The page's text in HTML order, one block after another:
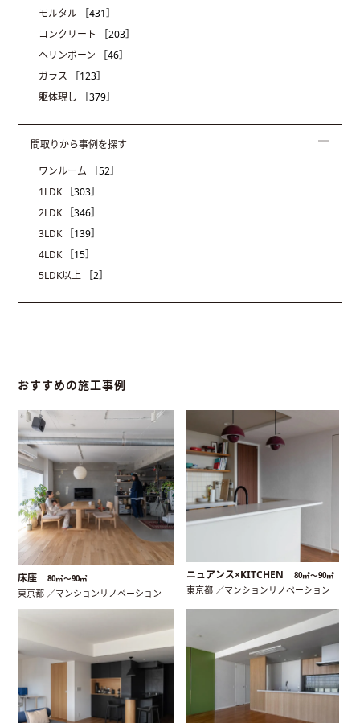
モルタル
［431］
コンクリート
［203］
ヘリンボーン
［46］
ガラス
［123］
躯体現し
［379］
間取りから事例を探す
ワンルーム
［52］
1LDK
［303］
2LDK
［346］
3LDK
［139］
4LDK
［15］
5LDK以上
［2］
おすすめの施工事例
床座 80㎡〜90㎡
東京都 ／マンションリノベーション
ニュアンス×KITCHEN 80㎡〜90㎡
東京都 ／マンションリノベーション